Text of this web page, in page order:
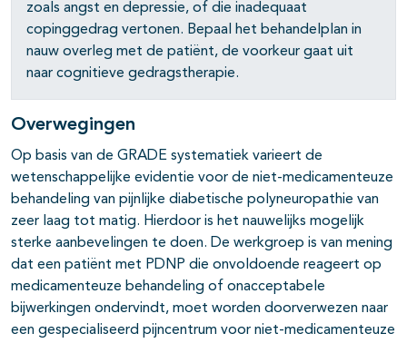
zoals angst en depressie, of die inadequaat
copinggedrag vertonen. Bepaal het behandelplan in
nauw overleg met de patiënt, de voorkeur gaat uit
naar cognitieve gedragstherapie.
Overwegingen
Op basis van de GRADE systematiek varieert de
wetenschappelijke evidentie voor de niet-medicamenteuze
behandeling van pijnlijke diabetische polyneuropathie van
zeer laag tot matig. Hierdoor is het nauwelijks mogelijk
sterke aanbevelingen te doen. De werkgroep is van mening
dat een patiënt met PDNP die onvoldoende reageert op
medicamenteuze behandeling of onacceptabele
bijwerkingen ondervindt, moet worden doorverwezen naar
een gespecialiseerd pijncentrum voor niet-medicamenteuze